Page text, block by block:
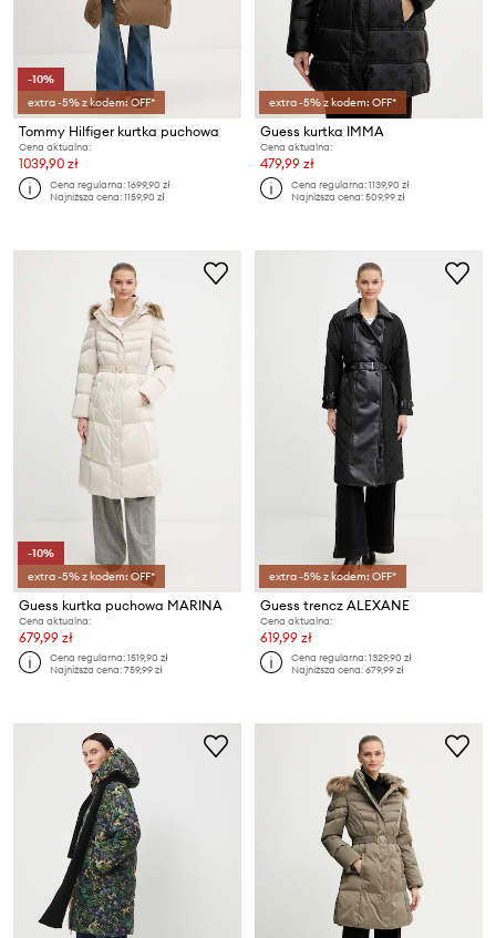
-10%
extra -5% z kodem: OFF*
Tommy Hilfiger kurtka puchowa
Cena aktualna:
1039,90 zł
Cena regularna:1699,90 zł
Najniższa cena:1159,90 zł
extra -5% z kodem: OFF*
Guess kurtka IMMA
Cena aktualna:
479,99 zł
Cena regularna:1139,90 zł
Najniższa cena:509,99 zł
-10%
extra -5% z kodem: OFF*
Guess kurtka puchowa MARINA
Cena aktualna:
679,99 zł
Cena regularna:1519,90 zł
Najniższa cena:759,99 zł
extra -5% z kodem: OFF*
Guess trencz ALEXANE
Cena aktualna:
619,99 zł
Cena regularna:1329,90 zł
Najniższa cena:679,99 zł